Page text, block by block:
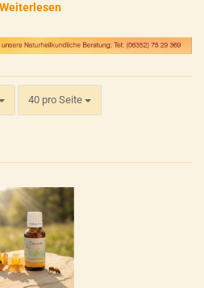
40 pro Seite
pro Seite